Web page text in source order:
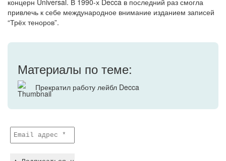
концерн Universal. В 1990-х Decca в последний раз смогла
привлечь к себе международное внимание изданием записей
“Трёх теноров”.
Материалы по теме:
Прекратил работу лейбл Decca